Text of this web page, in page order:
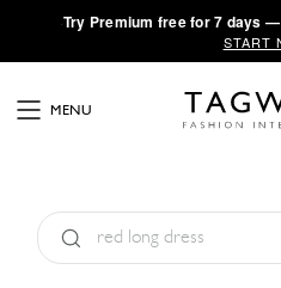
·Try Premium free for 7 days
START
MENU